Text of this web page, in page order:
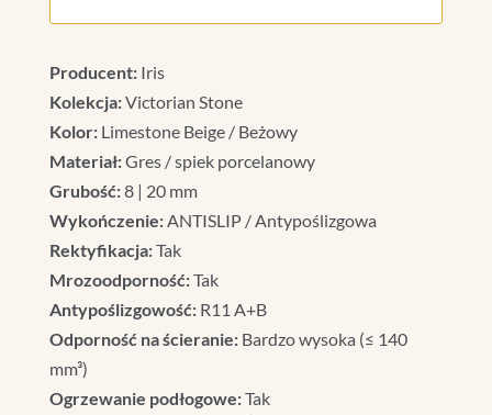
Producent:Iris
Kolekcja:Victorian Stone
Kolor:Limestone Beige / Beżowy
Materiał:Gres / spiek porcelanowy
Grubość:8 | 20 mm
Wykończenie:ANTISLIP / Antypoślizgowa
Rektyfikacja:Tak
Mrozoodporność:Tak
Antypoślizgowość:R11 A+B
Odporność na ścieranie:Bardzo wysoka (≤ 140
mm³)
Ogrzewanie podłogowe:Tak